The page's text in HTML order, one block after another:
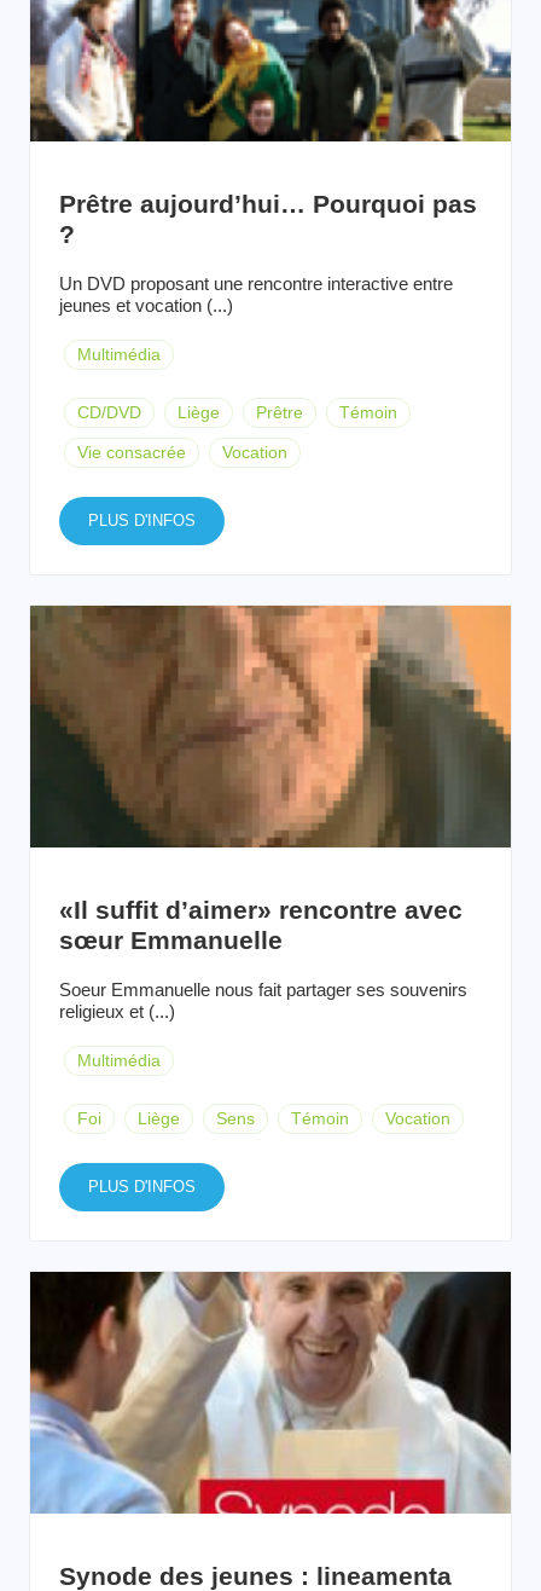
Prêtre aujourd’hui… Pourquoi pas
?
Un DVD proposant une rencontre interactive entre
jeunes et vocation (...)
Multimédia
CD/DVD Liège Prêtre Témoin
Vie consacrée Vocation
PLUS D'INFOS
«Il suffit d’aimer» rencontre avec
sœur Emmanuelle
Soeur Emmanuelle nous fait partager ses souvenirs
religieux et (...)
Multimédia
Foi Liège Sens Témoin Vocation
PLUS D'INFOS
Synode des jeunes : lineamenta